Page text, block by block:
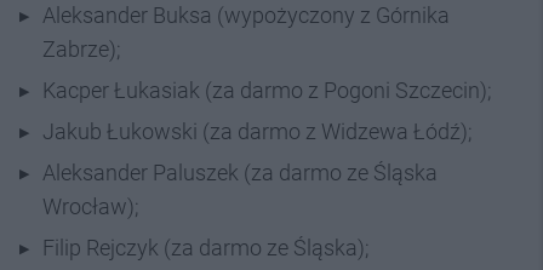
Aleksander Buksa (wypożyczony z Górnika
Zabrze);
Kacper Łukasiak (za darmo z Pogoni Szczecin);
Jakub Łukowski (za darmo z Widzewa Łódź);
Aleksander Paluszek (za darmo ze Śląska
Wrocław);
Filip Rejczyk (za darmo ze Śląska);